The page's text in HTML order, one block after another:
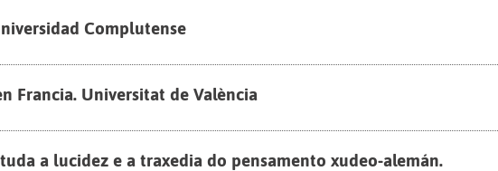
Complutense
Francia. Universitat de València
a lucidez e a traxedia do pensamento xudeo-alemán.